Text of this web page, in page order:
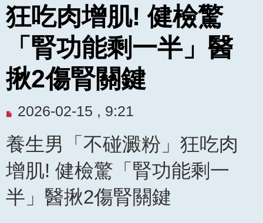
狂吃肉增肌! 健檢驚
「腎功能剩一半」醫
揪2傷腎關鍵
未
讀
文
章
2026-02-15 , 9:21
養生男「不碰澱粉」狂吃肉
增肌! 健檢驚「腎功能剩一
半」醫揪2傷腎關鍵